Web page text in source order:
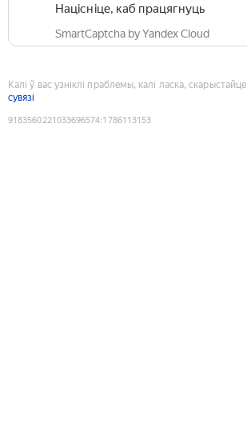
Націсніце, каб працягнуць
SmartCaptcha by Yandex Cloud
Калі ў вас узніклі праблемы, калі ласка, скарыстайце
сувязі
9183560221033696574:1786113153